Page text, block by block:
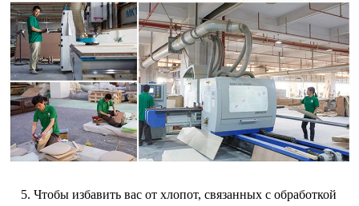
5. Чтобы избавить вас от хлопот, связанных с обработкой